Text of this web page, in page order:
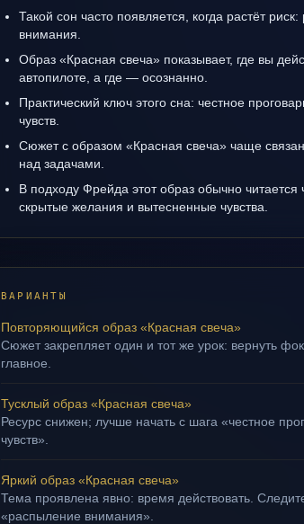
Такой сон часто появляется, когда растёт
внимания.
Образ «Красная свеча» показывает, где вы
автопилоте, а где — осознанно.
Практический ключ этого сна: честное
чувств.
Сюжет с образом «Красная свеча» чаще
над задачами.
В подходу Фрейда этот образ обычно читается
скрытые желания и вытесненные чувства.
ВАРИАНТЫ
Повторяющийся образ «Красная свеча»
Сюжет закрепляет один и тот же урок: вернуть
главное.
Тусклый образ «Красная свеча»
Ресурс снижен; лучше начать с шага «честное
чувств».
Яркий образ «Красная свеча»
Тема проявлена явно: время действовать.
«распыление внимания».